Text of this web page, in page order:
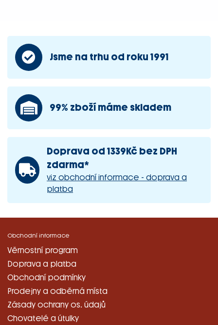
Jsme na trhu od roku 1991
99% zboží máme skladem
Doprava od 1339Kč bez DPH
zdarma*
viz obchodní informace - doprava a
platba
Obchodní informace
Věrnostní program
Doprava a platba
Obchodní podmínky
Prodejny a odběrná místa
Zásady ochrany os. údajů
Chovatelé a útulky